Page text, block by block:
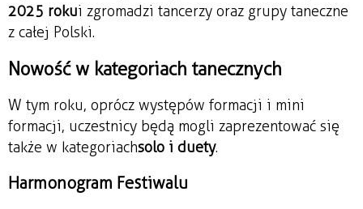
2025 rokui zgromadzi tancerzy oraz grupy taneczne
z całej Polski.
Nowość w kategoriach tanecznych
W tym roku, oprócz występów formacji i mini
formacji, uczestnicy będą mogli zaprezentować się
także w kategoriachsolo i duety.
Harmonogram Festiwalu